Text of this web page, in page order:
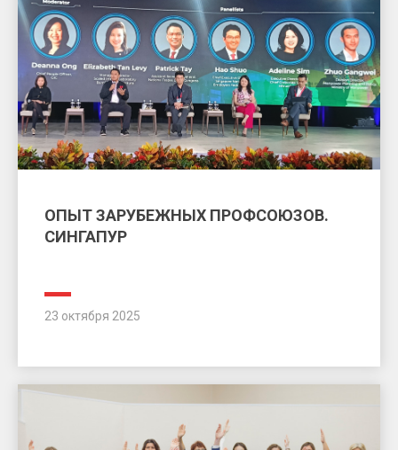
ОПЫТ ЗАРУБЕЖНЫХ ПРОФСОЮЗОВ.
СИНГАПУР
23 октября 2025